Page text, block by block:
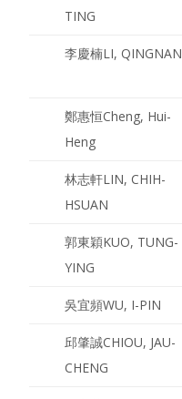
TING
李慶楠LI, QINGNAN
鄭惠恒Cheng, Hui-
Heng
林志軒LIN, CHIH-
HSUAN
郭東穎KUO, TUNG-
YING
吳宜頻WU, I-PIN
邱肇誠CHIOU, JAU-
CHENG